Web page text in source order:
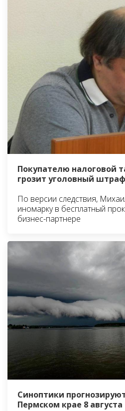
Покупателю налоговой
грозит уголовный
По версии следствия,
иномарку в бесплатный
бизнес-партнере
Синоптики
Пермском крае 8 августа